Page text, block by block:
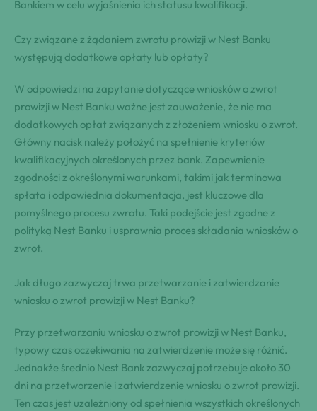
Bankiem w celu wyjaśnienia ich statusu kwalifikacji.
Czy związane z żądaniem zwrotu prowizji w Nest Banku
występują dodatkowe opłaty lub opłaty?
W odpowiedzi na zapytanie dotyczące wniosków o zwrot
prowizji w Nest Banku ważne jest zauważenie, że nie ma
dodatkowych opłat związanych z złożeniem wniosku o zwrot.
Główny nacisk należy położyć na spełnienie kryteriów
kwalifikacyjnych określonych przez bank. Zapewnienie
zgodności z określonymi warunkami, takimi jak terminowa
spłata i odpowiednia dokumentacja, jest kluczowe dla
pomyślnego procesu zwrotu. Taki podejście jest zgodne z
polityką Nest Banku i usprawnia proces składania wniosków o
zwrot.
Jak długo zazwyczaj trwa przetwarzanie i zatwierdzanie
wniosku o zwrot prowizji w Nest Banku?
Przy przetwarzaniu wniosku o zwrot prowizji w Nest Banku,
typowy czas oczekiwania na zatwierdzenie może się różnić.
Jednakże średnio Nest Bank zazwyczaj potrzebuje około 30
dni na przetworzenie i zatwierdzenie wniosku o zwrot prowizji.
Ten czas jest uzależniony od spełnienia wszystkich określonych